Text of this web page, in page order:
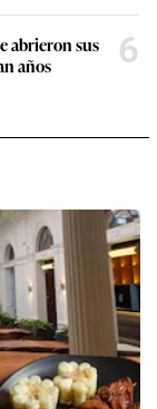
abrieron sus
años
6